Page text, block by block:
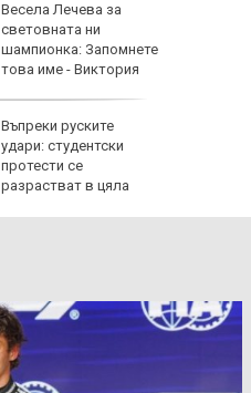
Весела Лечева за
световната ни
шампионка: Запомнете
това име - Виктория
Въпреки руските
удари: студентски
протести се
разрастват в цяла